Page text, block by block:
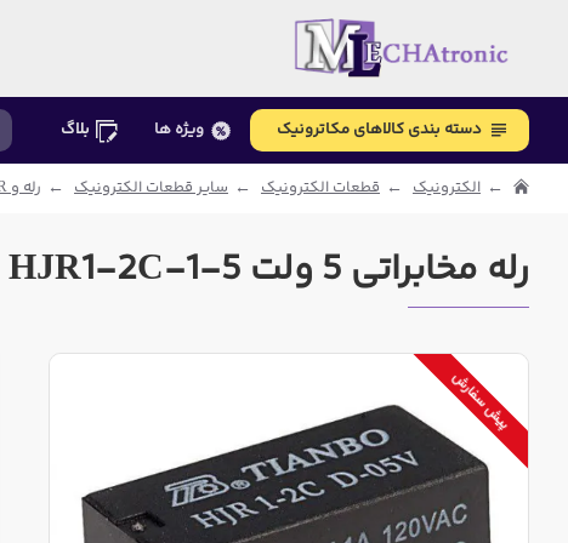
دسته بندی کالاهای مکاترونیک ویژه ها بلاگ
الکترونیک قطعات الکترونیک سایر قطعات الکترونیک رله و SSR
رله مخابراتی 5 ولت HJR1-2C-1-5
پیش سفارش